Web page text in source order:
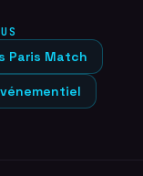
Paris Match